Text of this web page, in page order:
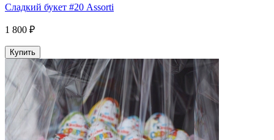
Сладкий букет #20 Assorti
1 800 ₽
Купить